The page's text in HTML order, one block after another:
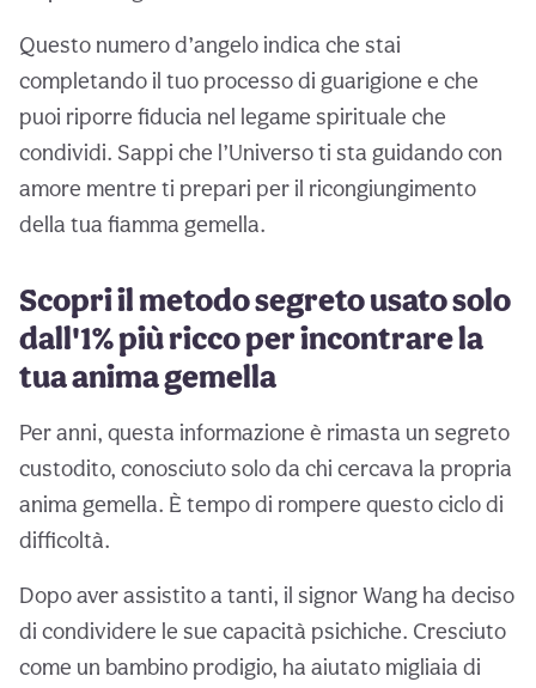
Questo numero d’angelo indica che stai
completando il tuo processo di guarigione e che
puoi riporre fiducia nel legame spirituale che
condividi. Sappi che l’Universo ti sta guidando con
amore mentre ti prepari per il ricongiungimento
della tua fiamma gemella.
Scopri il metodo segreto usato solo
dall'1% più ricco per incontrare la
tua anima gemella
Per anni, questa informazione è rimasta un segreto
custodito, conosciuto solo da chi cercava la propria
anima gemella. È tempo di rompere questo ciclo di
difficoltà.
Dopo aver assistito a tanti, il signor Wang ha deciso
di condividere le sue capacità psichiche. Cresciuto
come un bambino prodigio, ha aiutato migliaia di